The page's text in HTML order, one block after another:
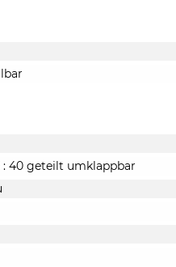
40 geteilt umklappbar